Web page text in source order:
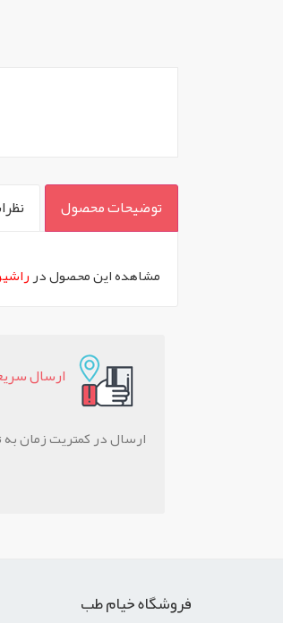
توضیحات محصول
مشاهده این محصول در
ارسال
ارسال در کمتریت زمان به
فروشگاه خیام طب